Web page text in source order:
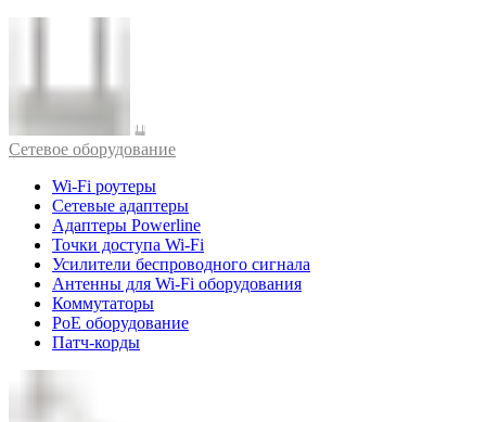
Cетевое оборудование
Wi-Fi роутеры
Сетевые адаптеры
Адаптеры Powerline
Точки доступа Wi-Fi
Усилители беспроводного сигнала
Антенны для Wi-Fi оборудования
Коммутаторы
PoE оборудование
Патч-корды